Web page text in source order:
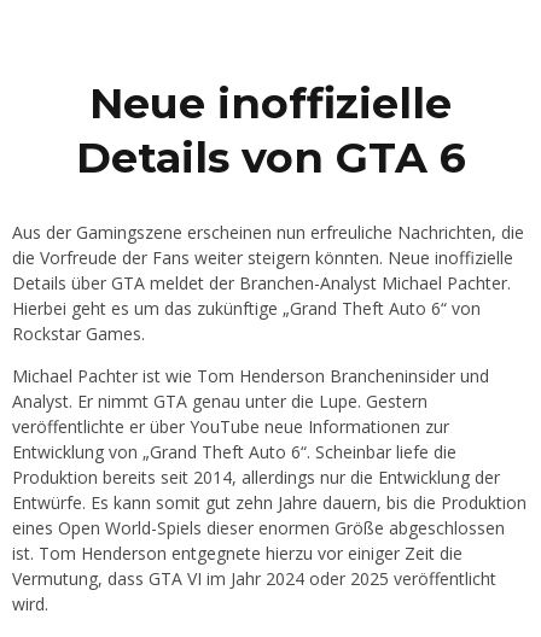
Neue inoffizielle
Details von GTA 6
Aus der Gamingszene erscheinen nun erfreuliche Nachrichten, die
die Vorfreude der Fans weiter steigern könnten. Neue inoffizielle
Details über GTA meldet der Branchen-Analyst Michael Pachter.
Hierbei geht es um das zukünftige „Grand Theft Auto 6“ von
Rockstar Games.
Michael Pachter ist wie Tom Henderson Brancheninsider und
Analyst. Er nimmt GTA genau unter die Lupe. Gestern
veröffentlichte er über YouTube neue Informationen zur
Entwicklung von „Grand Theft Auto 6“. Scheinbar liefe die
Produktion bereits seit 2014, allerdings nur die Entwicklung der
Entwürfe. Es kann somit gut zehn Jahre dauern, bis die Produktion
eines Open World-Spiels dieser enormen Größe abgeschlossen
ist. Tom Henderson entgegnete hierzu vor einiger Zeit die
Vermutung, dass GTA VI im Jahr 2024 oder 2025 veröffentlicht
wird.